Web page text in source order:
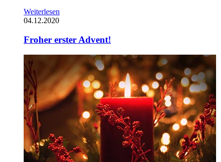
Weiterlesen
04.12.2020
Froher erster Advent!